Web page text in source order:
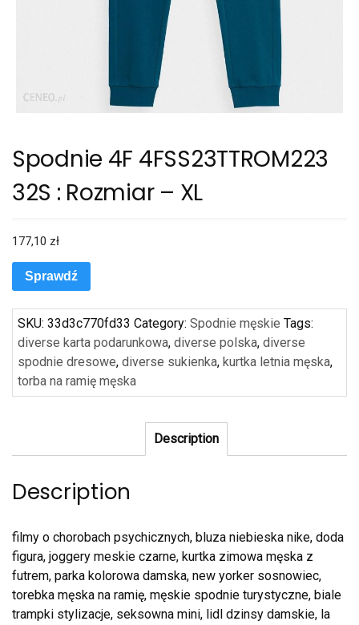
Spodnie 4F 4FSS23TTROM223
32S : Rozmiar – XL
177,10 zł
Sprawdź
SKU: 33d3c770fd33 Category: Spodnie męskie Tags:
diverse karta podarunkowa, diverse polska, diverse
spodnie dresowe, diverse sukienka, kurtka letnia męska,
torba na ramię męska
Description
Description
filmy o chorobach psychicznych, bluza niebieska nike, doda
figura, joggery meskie czarne, kurtka zimowa męska z
futrem, parka kolorowa damska, new yorker sosnowiec,
torebka męska na ramię, męskie spodnie turystyczne, biale
trampki stylizacje, seksowna mini, lidl dzinsy damskie, la